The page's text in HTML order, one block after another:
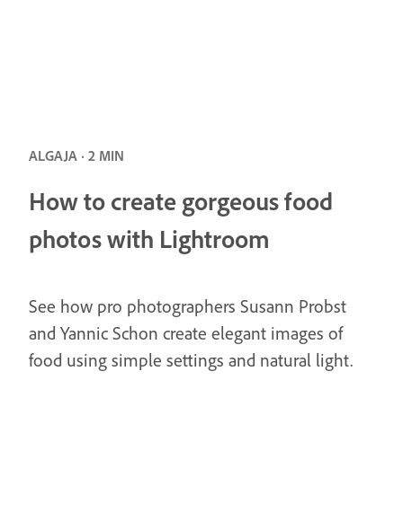
ALGAJA · 2 MIN
How to create gorgeous food
photos with Lightroom
See how pro photographers Susann Probst
and Yannic Schon create elegant images of
food using simple settings and natural light.